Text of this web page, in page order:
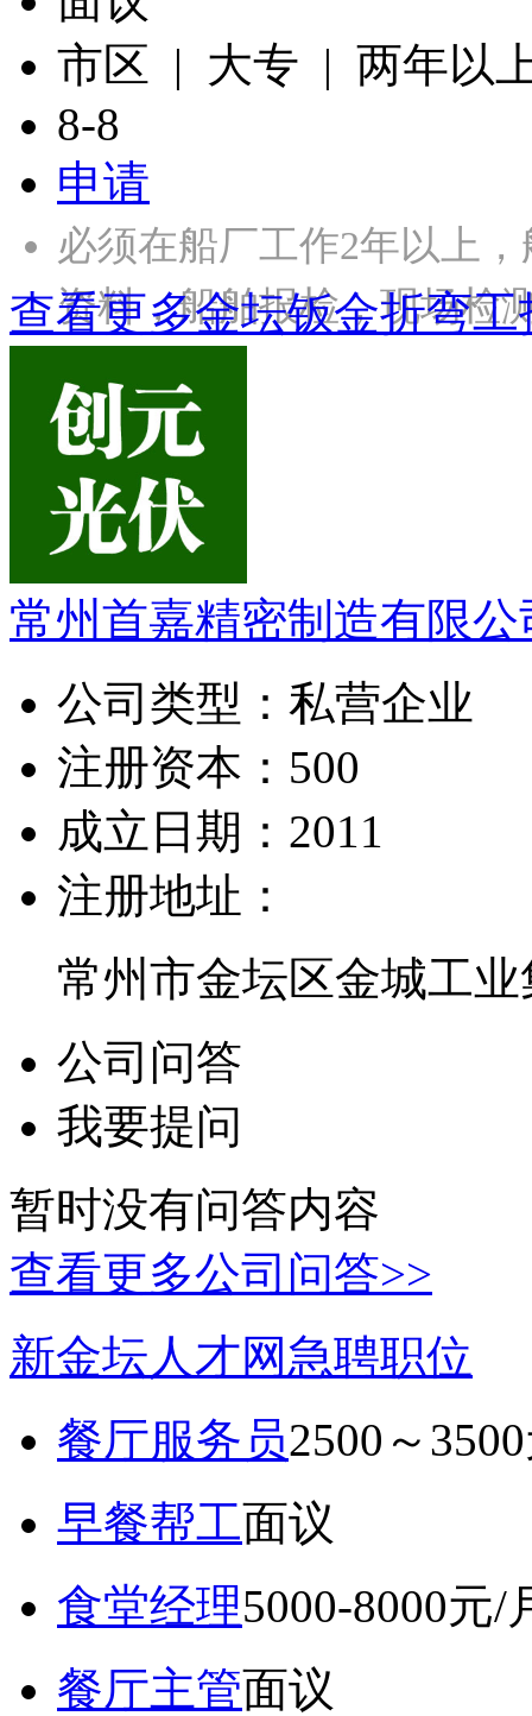
市区 | 大专 | 两年以
8-8
申请
必须在船厂工作2年以上
资料，船舶报检，现场
查看更多金坛钣金折弯
常州首嘉精密制造有限公
公司类型： 私营企业
注册资本： 500
成立日期： 2011
注册地址：
常州市金坛区金城工
公司问答
我要提问
暂时没有问答内容
查看更多公司问答>>
新金坛人才网急聘职位
餐厅服务员2500～
早餐帮工面议
食堂经理5000-8000元/
餐厅主管面议